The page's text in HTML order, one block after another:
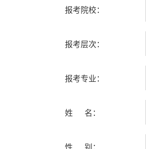
报考院校：
报考层次：
报考专业：
姓 名：
性 别：